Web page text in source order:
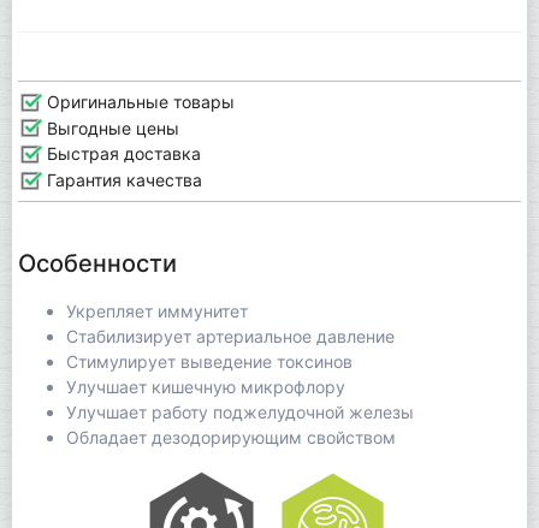
Оригинальные товары
Выгодные цены
Быстрая доставка
Гарантия качества
Особенности
Укрепляет иммунитет
Стабилизирует артериальное давление
Стимулирует выведение токсинов
Улучшает кишечную микрофлору
Улучшает работу поджелудочной железы
Обладает дезодорирующим свойством